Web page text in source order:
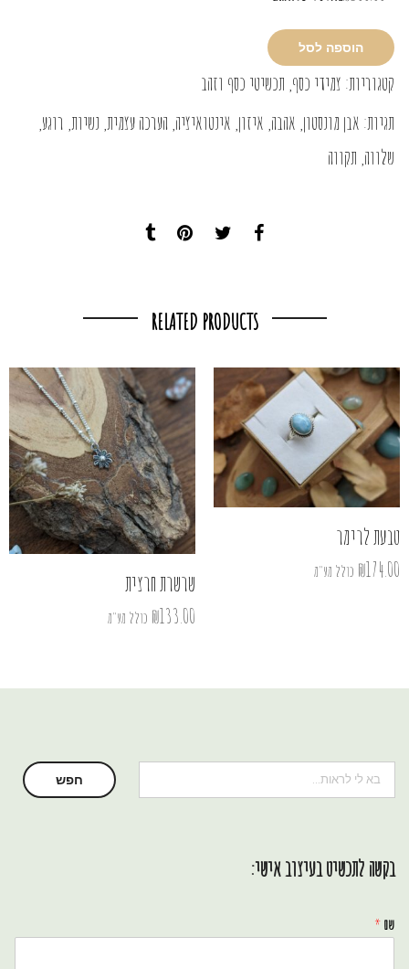
הוספה לסל
קטגוריות: צמידי כסף, תכשיטי כסף וזהב
תגיות: אבן מונסטון, אהבה, איזון, אינטואיציה,הערכה עצמית, נשיות, רוגע,
שלווה, תקווה
RELATED PRODUCTS
טבעת לרימר
₪174.00 כולל מע"מ שרשרת חרצית
₪133.00 כולל מע"מ
חיפוש חפש
בקשה לתכשיט בעיצוב אישי:
שם *